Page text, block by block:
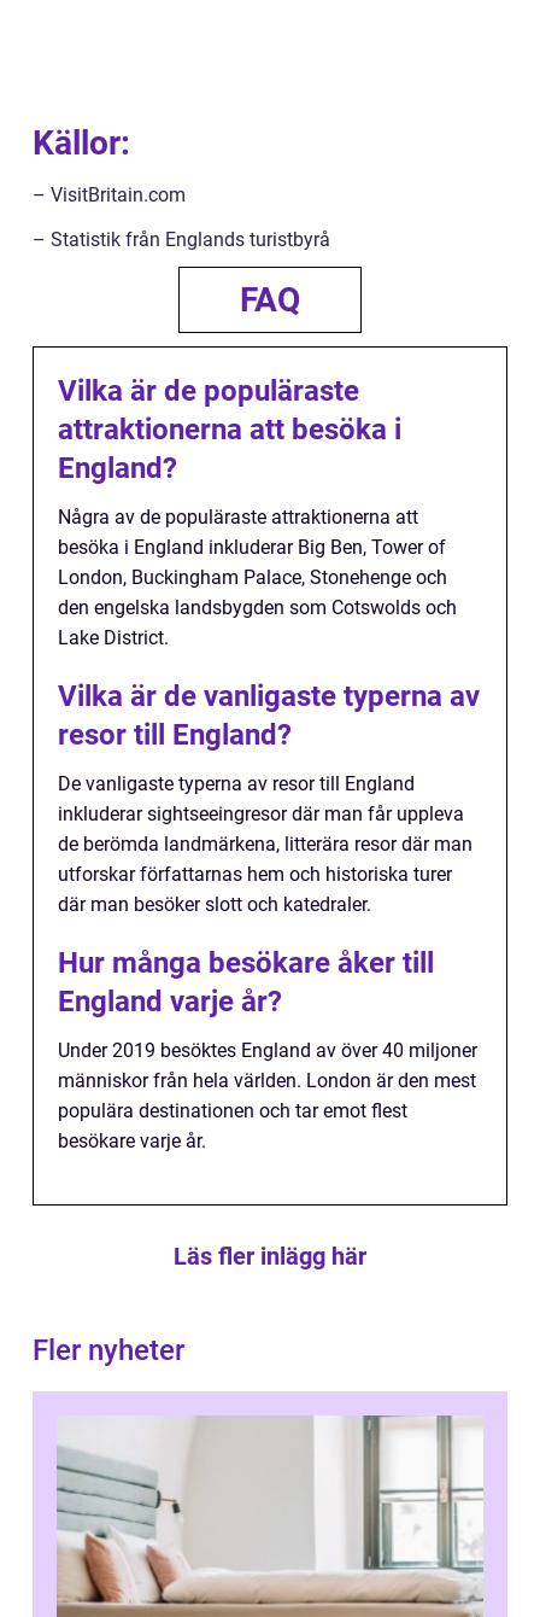
Källor:
– VisitBritain.com
– Statistik från Englands turistbyrå
FAQ
Vilka är de populäraste
attraktionerna att besöka i
England?
Några av de populäraste attraktionerna att
besöka i England inkluderar Big Ben, Tower of
London, Buckingham Palace, Stonehenge och
den engelska landsbygden som Cotswolds och
Lake District.
Vilka är de vanligaste typerna av
resor till England?
De vanligaste typerna av resor till England
inkluderar sightseeingresor där man får uppleva
de berömda landmärkena, litterära resor där man
utforskar författarnas hem och historiska turer
där man besöker slott och katedraler.
Hur många besökare åker till
England varje år?
Under 2019 besöktes England av över 40 miljoner
människor från hela världen. London är den mest
populära destinationen och tar emot flest
besökare varje år.
Läs fler inlägg här
Fler nyheter